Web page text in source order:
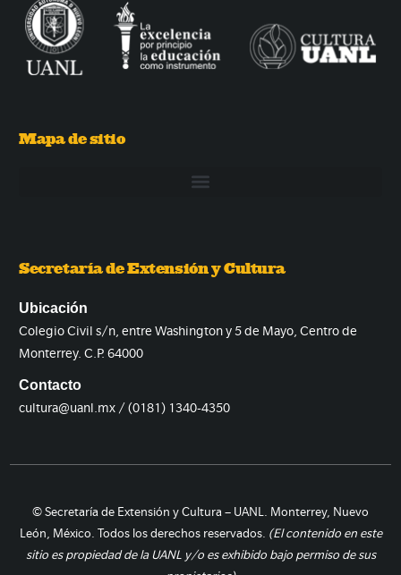
Mapa de sitio
Secretaría de Extensión y Cultura
Ubicación
Colegio Civil s/n, entre Washington y 5 de Mayo, Centro de
Monterrey. C.P. 64000
Contacto
cultura@uanl.mx / (0181) 1340-4350
© Secretaría de Extensión y Cultura – UANL. Monterrey, Nuevo
León, México. Todos los derechos reservados. (El contenido en este
sitio es propiedad de la UANL y/o es exhibido bajo permiso de sus